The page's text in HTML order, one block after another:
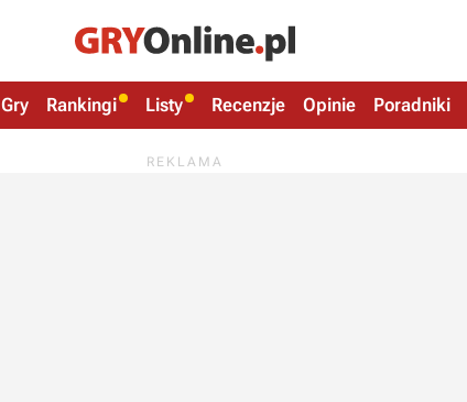
Gry Rankingi Listy Recenzje Opinie Poradniki